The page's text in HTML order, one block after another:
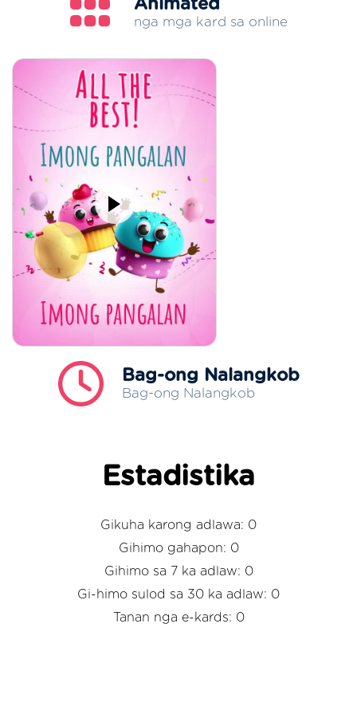
Animated
nga mga kard sa online
Bag-ong Nalangkob
Bag-ong Nalangkob
Estadistika
Gikuha karong adlawa: 0
Gihimo gahapon: 0
Gihimo sa 7 ka adlaw: 0
Gi-himo sulod sa 30 ka adlaw: 0
Tanan nga e-kards: 0